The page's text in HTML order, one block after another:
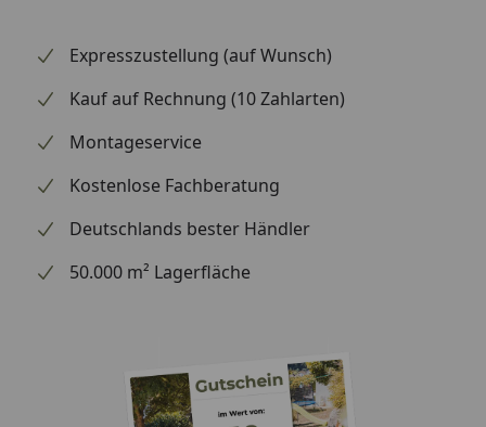
Expresszustellung (auf Wunsch)
Kauf auf Rechnung (10 Zahlarten)
Montageservice
Kostenlose Fachberatung
Deutschlands bester Händler
50.000 m² Lagerfläche